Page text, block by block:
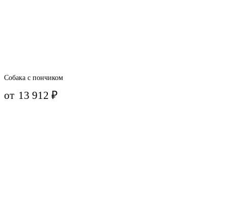
Собака с пончиком
от 13 912₽